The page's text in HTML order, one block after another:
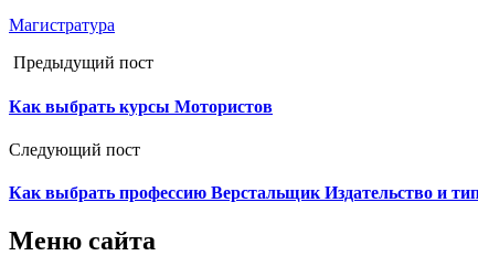
Магистратура
Предыдущий пост
Как выбрать курсы Мотористов
Следующий пост
Как выбрать профессию Верстальщик Издательство и
Меню сайта